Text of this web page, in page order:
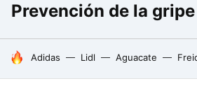
Prevención de la gripe
HOY SE HABLA DE
Adidas Lidl Aguacate